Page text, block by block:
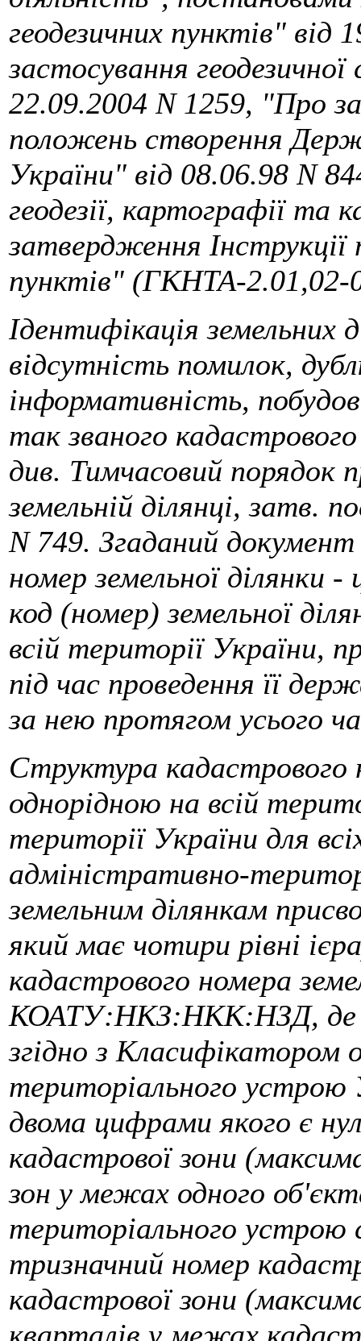
геодезичних пунктів"
застосування
22.09.2004 N 1259, "Про
положень створення
України" від 08.06.98 N
геодезії, картографії
затвердження Інструкції
пунктів" (ГКНТА-2.01,02-
Ідентифікація земельних
відсутність помилок,
інформативність,
так званого
див. Тимчасовий порядок
земельній ділянці, затв.
N 749. Згаданий
номер земельної ділянки
код (номер) земельної
всій території України,
під час проведення її
за нею протягом усього
Структура кадастрового
однорідною на всій
території України для
адміністративно-
земельним ділянкам
який має чотири рівні
кадастрового номера
КОАТУ:НКЗ:НКК:НЗД, де
згідно з Класифікатором
територіального
двома цифрами якого є
кадастрової зони
зон у межах одного
територіального
тризначний номер
кадастрової зони